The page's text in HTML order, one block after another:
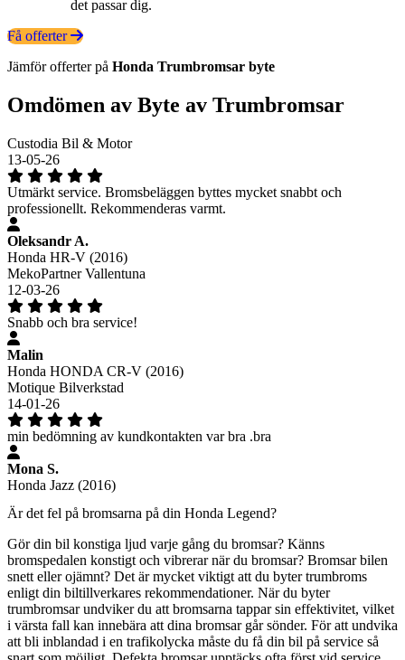
det passar dig.
Få offerter
Jämför offerter på Honda Trumbromsar byte
Omdömen av Byte av Trumbromsar
Custodia Bil & Motor
13-05-26
Utmärkt service. Bromsbeläggen byttes mycket snabbt och
professionellt. Rekommenderas varmt.
Oleksandr A.
Honda HR-V (2016)
MekoPartner Vallentuna
12-03-26
Snabb och bra service!
Malin
Honda HONDA CR-V (2016)
Motique Bilverkstad
14-01-26
min bedömning av kundkontakten var bra .bra
Mona S.
Honda Jazz (2016)
Är det fel på bromsarna på din Honda Legend?
Gör din bil konstiga ljud varje gång du bromsar? Känns
bromspedalen konstigt och vibrerar när du bromsar? Bromsar bilen
snett eller ojämnt? Det är mycket viktigt att du byter trumbroms
enligt din biltillverkares rekommendationer. När du byter
trumbromsar undviker du att bromsarna tappar sin effektivitet, vilket
i värsta fall kan innebära att dina bromsar går sönder. För att undvika
att bli inblandad i en trafikolycka måste du få din bil på service så